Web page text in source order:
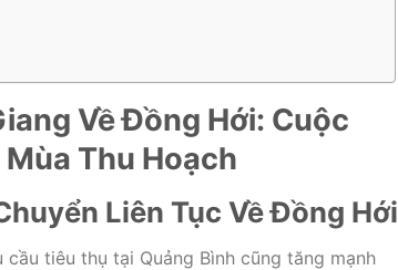
Về Đồng Hới: Cuộc
Thu Hoạch
Liên Tục Về Đồng Hới
tiêu thụ tại Quảng Bình cũng tăng mạnh